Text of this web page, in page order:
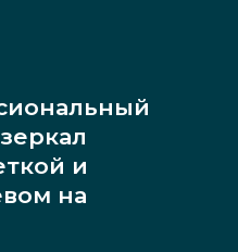
и
на